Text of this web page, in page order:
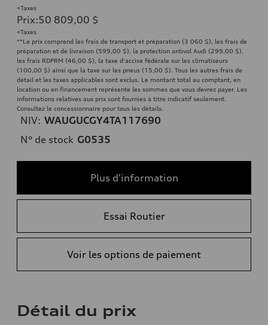
+Taxes
Prix:50 809,00 $
+Taxes
**Le prix comprend les frais de transport et préparation (3 060 $), les frais de
préparation et de livraison (599,00 $), la protection antivol Audi (299,00 $),
les frais RDPRM (46,00 $), la taxe d'accise fédérale sur les climatiseurs
(100,00 $) ainsi que la taxe sur les pneus (15,00 $). Tous les autres frais de
détail et les taxes applicables sont exclus. Le montant total au comptant, en
location ou en financement représente les sommes que vous devrez payer. Les
informations relatives aux prix sont fournies à titre indicatif seulement.
Consultez le concessionnaire pour tous les détails.
NIV: WAUGUCGY4TA117690
N° de stock G0535
Plus d'information
Essai Routier
Voir les options de paiement
Détail du prix